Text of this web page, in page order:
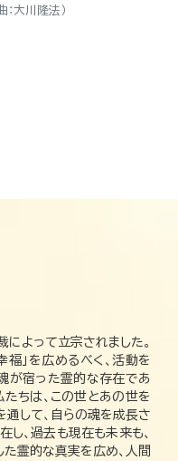
：大川隆法）
よって立宗されました。
」を広めるべく、活動を
が宿った霊的な存在であ
たちは、この世とあの世を
通して、自らの魂を成長さ
、過去も現在も未来も、
た霊的な真実を広め、人間